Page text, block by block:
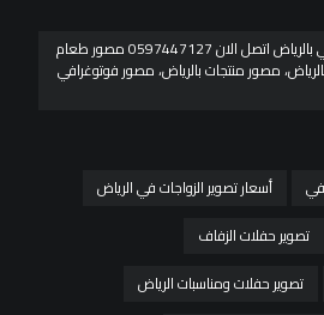
افضل مصور فيديو وفوتوغرافي بالرياض اتصل الان 0597447127 مصور طعام
بالرياض، مصور منتجات بالرياض، مصور فوتوغرافي
أسعار تصوير الزواجات في الرياض
تصوير حفلات الزفاف
تصوير حفلات ومناسبات الرياض